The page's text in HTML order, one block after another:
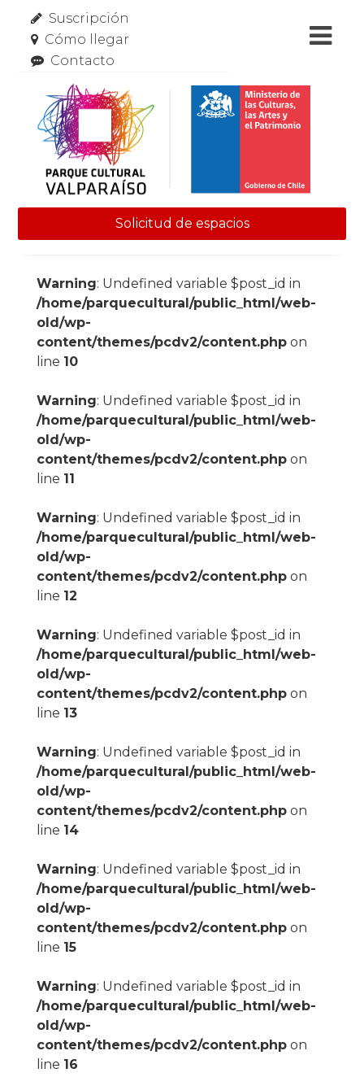
Suscripción
Cómo llegar
Contacto
Solicitud de espacios
Warning: Undefined variable $post_id in
/home/parquecultural/public_html/web-
old/wp-
content/themes/pcdv2/content.phpon
line 10
Warning: Undefined variable $post_id in
/home/parquecultural/public_html/web-
old/wp-
content/themes/pcdv2/content.phpon
line 11
Warning: Undefined variable $post_id in
/home/parquecultural/public_html/web-
old/wp-
content/themes/pcdv2/content.phpon
line 12
Warning: Undefined variable $post_id in
/home/parquecultural/public_html/web-
old/wp-
content/themes/pcdv2/content.phpon
line 13
Warning: Undefined variable $post_id in
/home/parquecultural/public_html/web-
old/wp-
content/themes/pcdv2/content.phpon
line 14
Warning: Undefined variable $post_id in
/home/parquecultural/public_html/web-
old/wp-
content/themes/pcdv2/content.phpon
line 15
Warning: Undefined variable $post_id in
/home/parquecultural/public_html/web-
old/wp-
content/themes/pcdv2/content.phpon
line 16